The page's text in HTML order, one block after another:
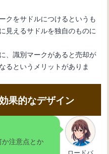
クをサドルにつけるというも
見えるサドルを独自のものに
、識別マークがあると売却が
るというメリットがありま
果的なデザイン
注意点とか